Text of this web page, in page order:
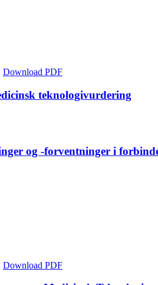
Download PDF
teknologivurdering
og -forventninger i
Download PDF